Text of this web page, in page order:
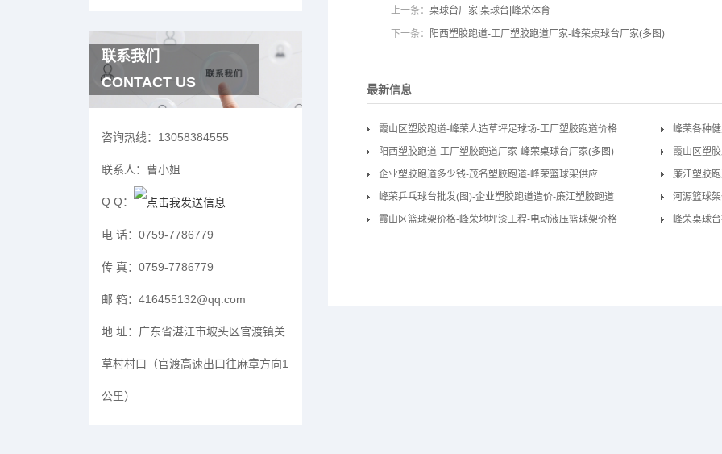
联系我们
CONTACT US
咨询热线： 13058384555
联系人： 曹小姐
Q Q：
电 话： 0759-7786779
传 真： 0759-7786779
邮 箱： 416455132@qq.com
地 址： 广东省湛江市坡头区官渡镇关
草村村口（官渡高速出口往麻章方向1
公里）
上一条： 桌球台厂家|桌球台|峰荣体育
下一条： 阳西塑胶跑道-工厂塑胶跑道厂家-峰荣桌球台厂家(多图)
最新信息
霞山区塑胶跑道-峰荣人造草坪足球场-工厂塑胶跑道价格
峰荣各种
道
阳西塑胶跑道-工厂塑胶跑道厂家-峰荣桌球台厂家(多图)
霞山区塑
企业塑胶跑道多少钱-茂名塑胶跑道-峰荣篮球架供应
廉江塑胶
峰荣乒乓球台批发(图)-企业塑胶跑道造价-廉江塑胶跑道
河源篮球
霞山区篮球架价格-峰荣地坪漆工程-电动液压篮球架价格
峰荣桌球